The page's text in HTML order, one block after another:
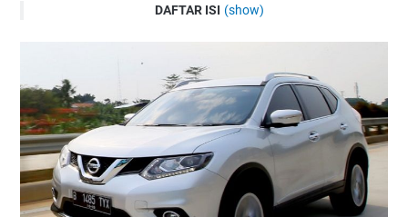
DAFTAR ISI (show)
Daftar Harga Nissan X-Trail
Catatan Penting